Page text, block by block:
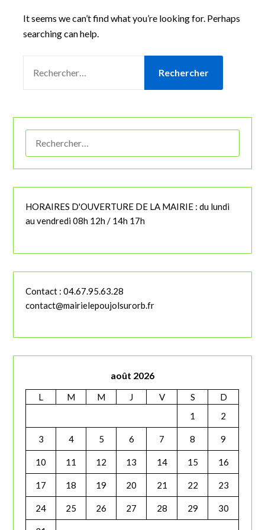
It seems we can’t find what you’re looking for. Perhaps
searching can help.
HORAIRES D'OUVERTURE DE LA MAIRIE : du lundi
au vendredi 08h 12h / 14h 17h
Contact : 04.67.95.63.28
contact@mairielepoujolsurorb.fr
août 2026
L M M J V S
D
1
2
3 4 5 6 7 8 9
10 11 12 13 14 15 16
17 18 19 20 21 22 23
24 25 26 27 28 29 30